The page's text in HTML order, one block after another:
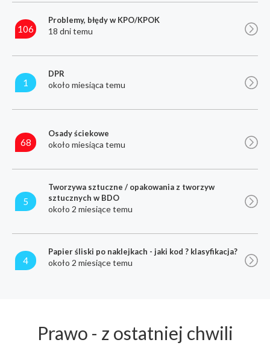
106
Problemy, błędy w KPO/KPOK
18 dni temu
1
DPR
około miesiąca temu
68
Osady ściekowe
około miesiąca temu
5
Tworzywa sztuczne / opakowania z tworzyw
sztucznych w BDO
około 2 miesiące temu
4
Papier śliski po naklejkach - jaki kod ? klasyfikacja?
około 2 miesiące temu
Prawo - z ostatniej chwili